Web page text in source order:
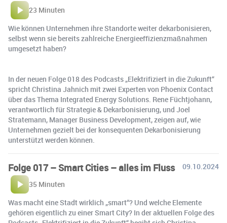
23 Minuten
Wie können Unternehmen ihre Standorte weiter dekarbonisieren,
selbst wenn sie bereits zahlreiche Energieeffizienzmaßnahmen
umgesetzt haben?
In der neuen Folge 018 des Podcasts „Elektrifiziert in die Zukunft“
spricht Christina Jahnich mit zwei Experten von Phoenix Contact
über das Thema Integrated Energy Solutions. Rene Füchtjohann,
verantwortlich für Strategie & Dekarbonisierung, und Joel
Stratemann, Manager Business Development, zeigen auf, wie
Unternehmen gezielt bei der konsequenten Dekarbonisierung
unterstützt werden können.
Folge 017 – Smart Cities – alles im Fluss
09.10.2024
35 Minuten
Was macht eine Stadt wirklich „smart“? Und welche Elemente
gehören eigentlich zu einer Smart City? In der aktuellen Folge des